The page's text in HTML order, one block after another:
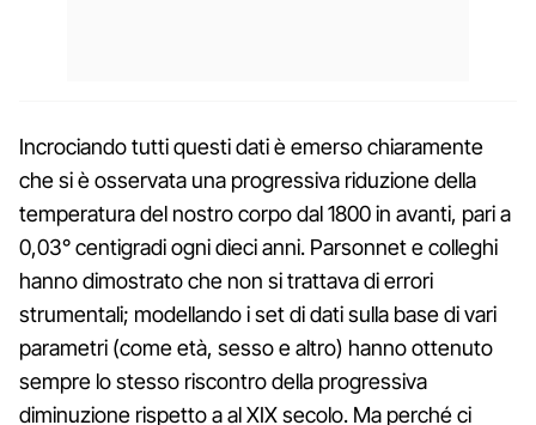
Incrociando tutti questi dati è emerso chiaramente
che si è osservata una progressiva riduzione della
temperatura del nostro corpo dal 1800 in avanti, pari a
0,03° centigradi ogni dieci anni. Parsonnet e colleghi
hanno dimostrato che non si trattava di errori
strumentali; modellando i set di dati sulla base di vari
parametri (come età, sesso e altro) hanno ottenuto
sempre lo stesso riscontro della progressiva
diminuzione rispetto a al XIX secolo. Ma perché ci